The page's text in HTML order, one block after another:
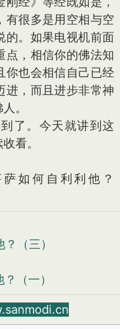
有很多是用空相与空
的。如果电视机前面
点，相信你的佛法知
你也会相信自己已经
进，而且进步非常神
。
了。今天就讲到这
看。
如何自利利他？
（三）
（一）